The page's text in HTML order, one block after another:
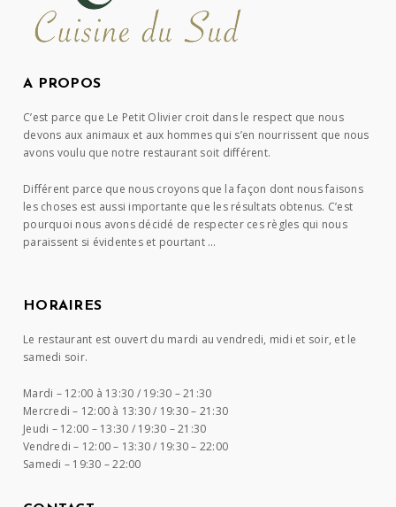
A PROPOS
C’est parce que Le Petit Olivier croit dans le respect que nous
devons aux animaux et aux hommes qui s’en nourrissent que nous
avons voulu que notre restaurant soit différent.
Différent parce que nous croyons que la façon dont nous faisons
les choses est aussi importante que les résultats obtenus. C’est
pourquoi nous avons décidé de respecter ces règles qui nous
paraissent si évidentes et pourtant …
HORAIRES
Le restaurant est ouvert du mardi au vendredi, midi et soir, et le
samedi soir.
Mardi – 12:00 à 13:30 / 19:30 – 21:30
Mercredi – 12:00 à 13:30 / 19:30 – 21:30
Jeudi – 12:00 – 13:30 / 19:30 – 21:30
Vendredi – 12:00 – 13:30 / 19:30 – 22:00
Samedi – 19:30 – 22:00